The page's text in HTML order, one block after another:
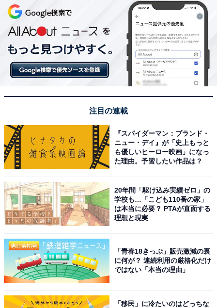
注目の連載
『スパイダーマン：ブランド・
ニュー・デイ』が「史上もっと
も優しいヒーロー映画」になっ
た理由。予習したい作品は？
20年間「駆け込み実績ゼロ」の
学校も…「こども110番の家」
は本当に必要？ PTAが直面する
理想と現実
「青春18きっぷ」販売激減の裏
に何が？ 連続利用の厳格化だけ
ではない「本当の理由」
「移民」に冷たいのはどっちな